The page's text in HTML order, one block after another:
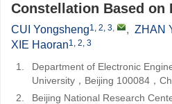
Constellation Based on
CUI Yongsheng1, 2, 3, , ZHAN
XIE Haoran1, 2, 3
1.
Department of Electronic
University，Beijing 100084，
2.
Beijing National Research